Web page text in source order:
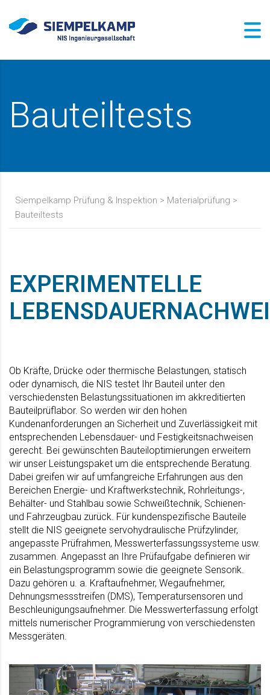
Bauteiltests
Siempelkamp Prüfung & Inspektion > Materialprüfung >
Bauteiltests
EXPERIMENTELLE
Ob Kräfte, Drücke oder thermische Belastungen, statisch
oder dynamisch, die NIS testet Ihr Bauteil unter den
verschiedensten Belastungssituationen im akkreditierten
Bauteilprüflabor. So werden wir den hohen
Kundenanforderungen an Sicherheit und Zuverlässigkeit mit
entsprechenden Lebensdauer- und Festigkeitsnachweisen
gerecht. Bei gewünschten Bauteiloptimierungen erweitern
wir unser Leistungspaket um die entsprechende Beratung.
Dabei greifen wir auf umfangreiche Erfahrungen aus den
Bereichen Energie- und Kraftwerkstechnik, Rohrleitungs-,
Behälter- und Stahlbau sowie Schweißtechnik, Schienen-
und Fahrzeugbau zurück. Für kundenspezifische Bauteile
stellt die NIS geeignete servohydraulische Prüfzylinder,
angepasste Prüfrahmen, Messwerterfassungssysteme usw.
zusammen. Angepasst an Ihre Prüfaufgabe definieren wir
ein Belastungsprogramm sowie die geeignete Sensorik.
Dazu gehören u. a. Kraftaufnehmer, Wegaufnehmer,
Dehnungsmessstreifen (DMS), Temperatursensoren und
Beschleunigungsaufnehmer. Die Messwerterfassung erfolgt
mittels numerischer Programmierung von verschiedensten
Messgeräten.